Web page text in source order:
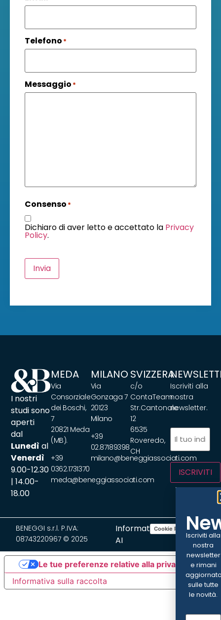
Telefono *
Messaggio *
Consenso *
Dichiaro di aver letto e accettato la Privacy
Policy.
Invia
I nostri
studi sono
aperti
dal
Lunedì al
Venerdì
9.00-12.30
| 14.00-
18.00
MEDA
Via
Consorziale
dei Boschi,
7
20821 Meda
(MB).
+39
0362.1731370
meda@beneggiassociati.com
MILANO
Via
Gonzaga 7
20123
Milano
+39
02.87189398
milano@beneggiassociati.com
SVIZZERA
c/o
ContaTeam
Str.Cantonale
12
6535
Roveredo,
CH
Iscriviti alla
nostra
newsletter.
Email
ISCRIVITI
BENEGGI s.r.l. P.IVA:
08743220967 © 2025
Informativa
AI
Cookie PolicyPrivacy Policy
Informativa sulla raccolta
Le tue preferenze relative alla privacy
Iscriviti alla
nostra
newsletter
e rimani
sulle tutte
le novità.
Email